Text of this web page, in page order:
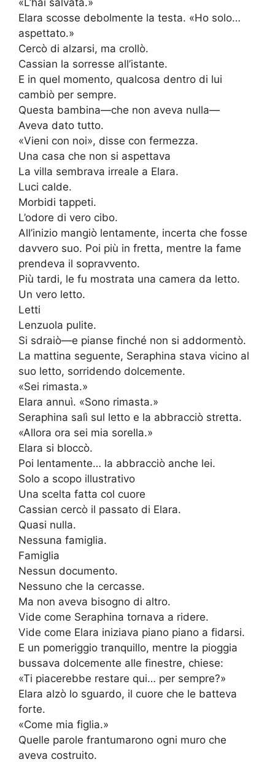
Elara scosse debolmente la testa. «Ho solo…
aspettato.»
Cercò di alzarsi, ma crollò.
Cassian la sorresse all’istante.
E in quel momento, qualcosa dentro di lui
cambiò per sempre.
Questa bambina—che non aveva nulla—
Aveva dato tutto.
«Vieni con noi», disse con fermezza.
Una casa che non si aspettava
La villa sembrava irreale a Elara.
Luci calde.
Morbidi tappeti.
L’odore di vero cibo.
All’inizio mangiò lentamente, incerta che fosse
davvero suo. Poi più in fretta, mentre la fame
prendeva il sopravvento.
Più tardi, le fu mostrata una camera da letto.
Un vero letto.
Letti
Lenzuola pulite.
Si sdraiò—e pianse finché non si addormentò.
La mattina seguente, Seraphina stava vicino al
suo letto, sorridendo dolcemente.
«Sei rimasta.»
Elara annuì. «Sono rimasta.»
Seraphina salì sul letto e la abbracciò stretta.
«Allora ora sei mia sorella.»
Elara si bloccò.
Poi lentamente… la abbracciò anche lei.
Solo a scopo illustrativo
Una scelta fatta col cuore
Cassian cercò il passato di Elara.
Quasi nulla.
Nessuna famiglia.
Famiglia
Nessun documento.
Nessuno che la cercasse.
Ma non aveva bisogno di altro.
Vide come Seraphina tornava a ridere.
Vide come Elara iniziava piano piano a fidarsi.
E un pomeriggio tranquillo, mentre la pioggia
bussava dolcemente alle finestre, chiese:
«Ti piacerebbe restare qui… per sempre?»
Elara alzò lo sguardo, il cuore che le batteva
forte.
«Come mia figlia.»
Quelle parole frantumarono ogni muro che
aveva costruito.